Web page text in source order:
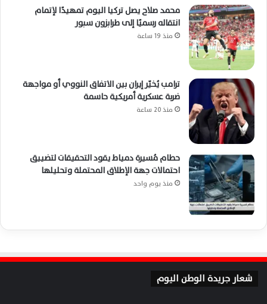
محمد صلاح يصل تركيا اليوم تمهيدًا لإتمام
انتقاله رسميًا إلى طرابزون سبور
منذ 19 ساعة
ترامب يُخيّر إيران بين الاتفاق النووي أو مواجهة
ضربة عسكرية أمريكية حاسمة
منذ 20 ساعة
حطام مُسيرة دمياط يقود التحقيقات لتضييق
احتمالات جهة الإطلاق المحتملة وتحليلها
منذ يوم واحد
شعار جريدة الوطن اليوم